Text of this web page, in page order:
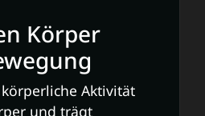
Körper
Aktivität
und trägt